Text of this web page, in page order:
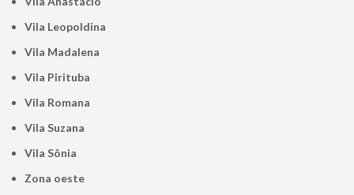
Vila Leopoldina
Vila Madalena
Vila Pirituba
Vila Romana
Vila Suzana
Vila Sônia
Zona oeste